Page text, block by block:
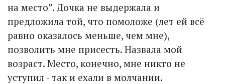
на место”. Дочка не выдержала и
предложила той, что помоложе (лет ей всё
равно оказалось меньше, чем мне),
позволить мне присесть. Назвала мой
возраст. Мес­то, конечно, мне никто не
уступил - так и ехали в молчании.